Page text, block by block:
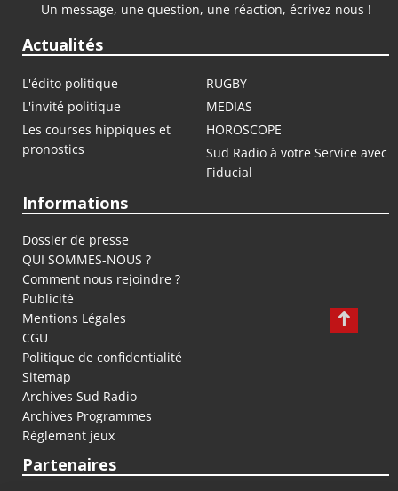
Un message, une question, une réaction, écrivez nous !
Actualités
L'édito politique
RUGBY
L'invité politique
MEDIAS
Les courses hippiques et
pronostics
HOROSCOPE
Sud Radio à votre Service avec
Fiducial
Informations
Dossier de presse
QUI SOMMES-NOUS ?
Comment nous rejoindre ?
Publicité
Mentions Légales
CGU
Politique de confidentialité
Sitemap
Archives Sud Radio
Archives Programmes
Règlement jeux
Partenaires